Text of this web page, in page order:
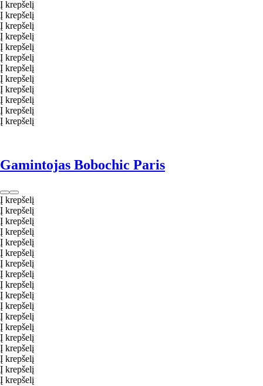
Į krepšelį
Į krepšelį
Į krepšelį
Į krepšelį
Į krepšelį
Į krepšelį
Į krepšelį
Į krepšelį
Į krepšelį
Į krepšelį
Į krepšelį
Į krepšelį
Gamintojas Bobochic Paris
Į krepšelį
Į krepšelį
Į krepšelį
Į krepšelį
Į krepšelį
Į krepšelį
Į krepšelį
Į krepšelį
Į krepšelį
Į krepšelį
Į krepšelį
Į krepšelį
Į krepšelį
Į krepšelį
Į krepšelį
Į krepšelį
Į krepšelį
Į krepšelį